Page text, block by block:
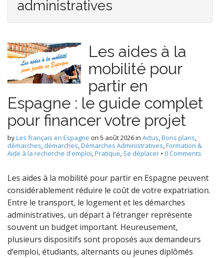
administratives
Les aides à la
mobilité pour
partir en
Espagne : le guide complet
pour financer votre projet
byLes français en Espagne on 5 août 2026in Actus,Bons plans,
démarches, démarches,Démarches Administratives,Formation &
Aide à la recherche d'emploi,Pratique, Se déplacer • 0 Comments
Les aides à la mobilité pour partir en Espagne peuvent
considérablement réduire le coût de votre expatriation.
Entre le transport, le logement et les démarches
administratives, un départ à l’étranger représente
souvent un budget important. Heureusement,
plusieurs dispositifs sont proposés aux demandeurs
d’emploi, étudiants, alternants ou jeunes diplômés